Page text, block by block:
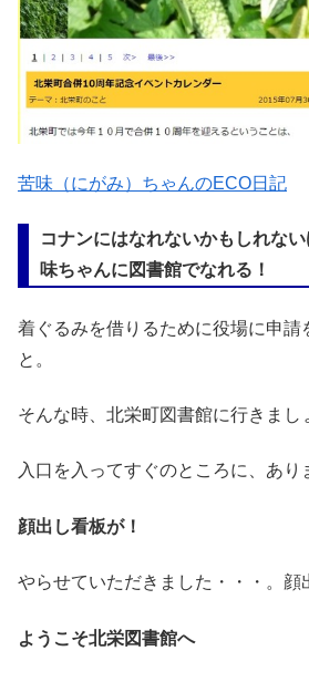
苦味（にがみ）ちゃんのECO日記
コナンにはなれないかもしれな
味ちゃんに図書館でなれる！
着ぐるみを借りるために役場に申請
と。
そんな時、北栄町図書館に行きまし
入口を入ってすぐのところに、あり
顔出し看板が！
やらせていただきました・・・。顔
ようこそ北栄図書館へ